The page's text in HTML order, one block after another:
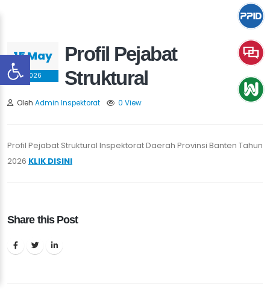
15 May
2026
Profil Pejabat
Struktural
Oleh Admin Inspektorat 0 View
Profil Pejabat Struktural Inspektorat Daerah Provinsi Banten Tahun
2026 KLIK DISINI
Share this Post